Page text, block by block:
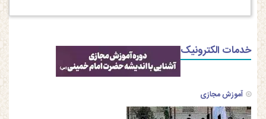
خدمات الکترونیک
آموزش مجازی